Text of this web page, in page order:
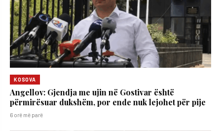
KOSOVA
Angellov: Gjendja me ujin në Gostivar është
përmirësuar dukshëm, por ende nuk lejohet për pije
6 orë më parë